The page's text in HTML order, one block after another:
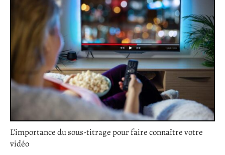
L’importance du sous-titrage pour faire connaître votre
vidéo